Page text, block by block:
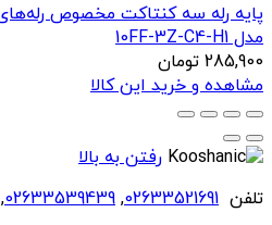
مدل 10FF-3Z-C4-H1
285,900 تومان
مشاهده و خرید این کالا
رفتن به بالا
تلفن 02633521691
,
02633539439
,